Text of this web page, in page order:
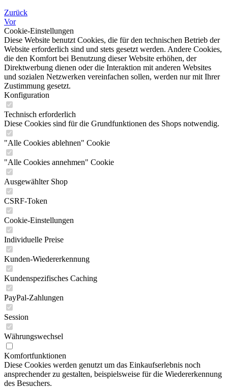
Zurück
Vor
Cookie-Einstellungen
Diese Website benutzt Cookies, die für den technischen Betrieb der
Website erforderlich sind und stets gesetzt werden. Andere Cookies,
die den Komfort bei Benutzung dieser Website erhöhen, der
Direktwerbung dienen oder die Interaktion mit anderen Websites
und sozialen Netzwerken vereinfachen sollen, werden nur mit Ihrer
Zustimmung gesetzt.
Konfiguration
Technisch erforderlich
Diese Cookies sind für die Grundfunktionen des Shops notwendig.
"Alle Cookies ablehnen" Cookie
"Alle Cookies annehmen" Cookie
Ausgewählter Shop
CSRF-Token
Cookie-Einstellungen
Individuelle Preise
Kunden-Wiedererkennung
Kundenspezifisches Caching
PayPal-Zahlungen
Session
Währungswechsel
Komfortfunktionen
Diese Cookies werden genutzt um das Einkaufserlebnis noch
ansprechender zu gestalten, beispielsweise für die Wiedererkennung
des Besuchers.